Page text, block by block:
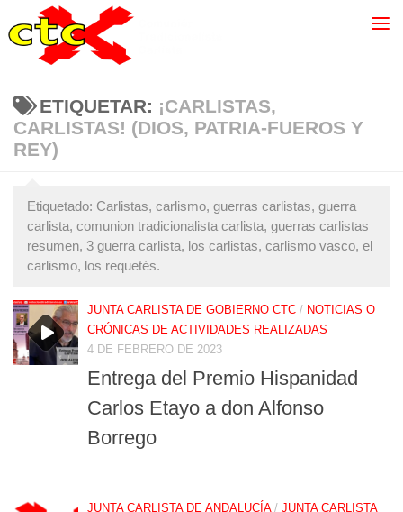
ETIQUETAR: ¡CARLISTAS,
CARLISTAS! (DIOS, PATRIA-FUEROS Y
REY)
Etiquetado: Carlistas, carlismo, guerras carlistas, guerra
carlista, comunion tradicionalista carlista, guerras carlistas
resumen, 3 guerra carlista, los carlistas, carlismo vasco, el
carlismo, los requetés.
JUNTA CARLISTA DE GOBIERNO CTC / NOTICIAS O
CRÓNICAS DE ACTIVIDADES REALIZADAS
4 DE FEBRERO DE 2023
Entrega del Premio Hispanidad
Carlos Etayo a don Alfonso
Borrego
JUNTA CARLISTA DE ANDALUCÍA/ JUNTA CARLISTA